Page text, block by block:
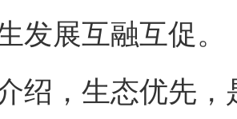
发展互融互促。
，生态优先，